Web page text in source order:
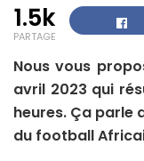
1.5k
PARTAGE
Nous vous
avril 2023 qui
heures. Ça parle
du football